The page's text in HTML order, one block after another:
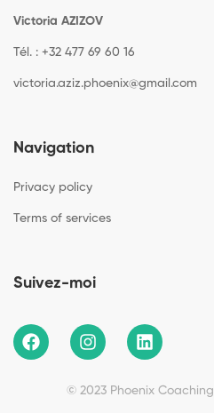
Victoria AZIZOV
Tél. : +32 477 69 60 16
victoria.aziz.phoenix@gmail.com
Navigation
Privacy policy
Terms of services
Suivez-moi
© 2023 Phoenix